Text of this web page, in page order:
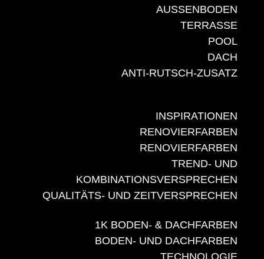
AUSSENBODEN
TERRASSE
POOL
DACH
ANTI-RUTSCH-ZUSATZ
INSPIRATIONEN
RENOVIERFARBEN
RENOVIERFARBEN
TREND- UND
KOMBINATIONSVERSPRECHEN
QUALITÄTS- UND ZEITVERSPRECHEN
1K BODEN- & DACHFARBEN
BODEN- UND DACHFARBEN
TECHNOLOGIE